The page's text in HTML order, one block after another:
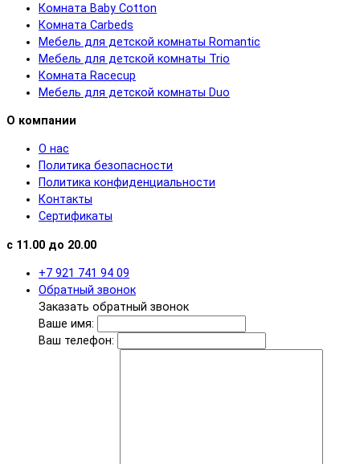
Комната Baby Cotton
Комната Carbeds
Мебель для детской комнаты Romantic
Мебель для детской комнаты Trio
Комната Racecup
Мебель для детской комнаты Duo
О компании
О нас
Политика безопасности
Политика конфиденциальности
Контакты
Сертификаты
с 11.00 до 20.00
+7 921 741 94 09
Обратный звонок
Заказать обратный звонок
Ваше имя:
Ваш телефон: